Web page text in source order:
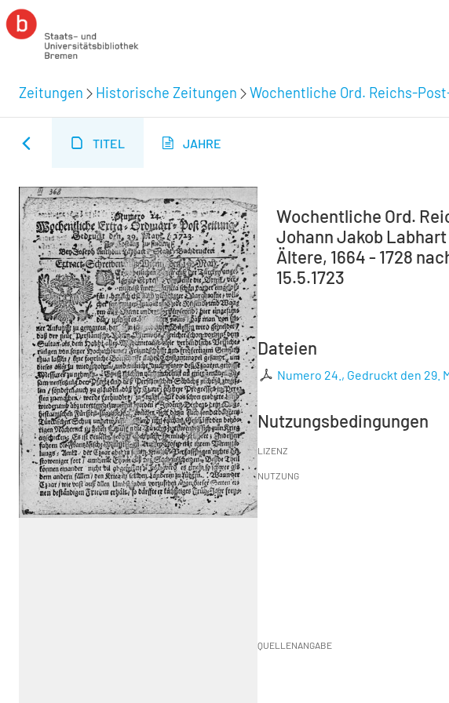
Zeitungen Historische Zeitungen Wochentliche Ord. Reichs-
TITEL JAHRE
Wochentliche Ord.
Johann Jakob
Ältere, 1664 - 1728
15.5.1723
Dateien
Numero 24., Gedruckt den 29.
Nutzungsbedingungen
LIZENZ
NUTZUNG
QUELLENANGABE